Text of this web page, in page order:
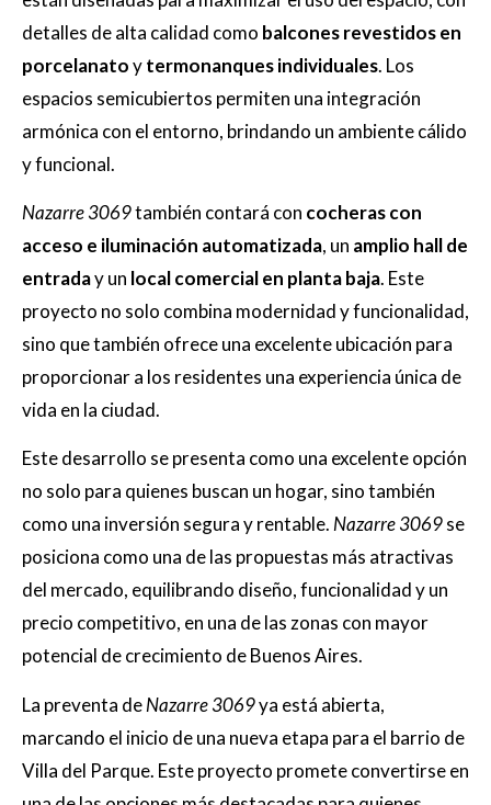
detalles de alta calidad como balcones revestidos en
porcelanatoytermonanques individuales. Los
espacios semicubiertos permiten una integración
armónica con el entorno, brindando un ambiente cálido
y funcional.
Nazarre 3069también contará con cocheras con
acceso e iluminación automatizada, un amplio hall de
entraday un local comercial en planta baja. Este
proyecto no solo combina modernidad y funcionalidad,
sino que también ofrece una excelente ubicación para
proporcionar a los residentes una experiencia única de
vida en la ciudad.
Este desarrollo se presenta como una excelente opción
no solo para quienes buscan un hogar, sino también
como una inversión segura y rentable.Nazarre 3069se
posiciona como una de las propuestas más atractivas
del mercado, equilibrando diseño, funcionalidad y un
precio competitivo, en una de las zonas con mayor
potencial de crecimiento de Buenos Aires.
La preventa deNazarre 3069ya está abierta,
marcando el inicio de una nueva etapa para el barrio de
Villa del Parque. Este proyecto promete convertirse en